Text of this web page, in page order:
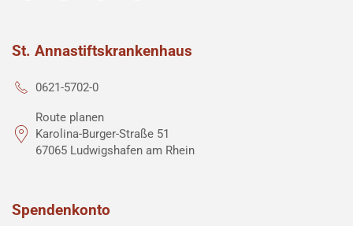
St. Annastiftskrankenhaus
0621-5702-0
Route planen
Karolina-Burger-Straße 51
67065 Ludwigshafen am Rhein
Spendenkonto